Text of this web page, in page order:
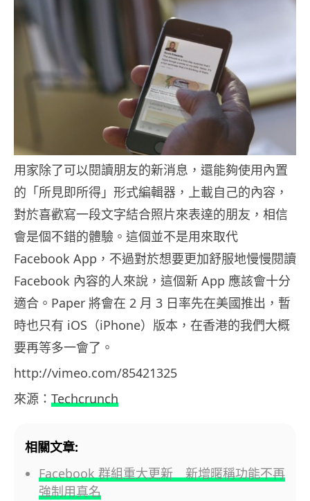
用家除了可以閱讀朋友的新消息，還能夠使用內置
的「所見即所得」形式編輯器，上載自己的內容，
對於喜歡寫一段文字結合照片來表達的朋友，相信
會是個不錯的體驗。這個並不是用來取代
Facebook App，不過對於想要更加舒服地慢慢閱讀
Facebook 內容的人來說，這個新 App 應該會十分
適合。Paper 將會在 2 月 3 日率先在美國推出，暫
時也只有 iOS（iPhone）版本，在香港的我們大概
要再等多一會了。
http://vimeo.com/85421325
來源： Techcrunch
相關文章:
Facebook 群組重大更新 新增暱稱功能不再
強制用真名